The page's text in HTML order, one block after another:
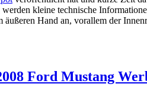
kleine technische
Hand an, vorallem der
Ford Mustang